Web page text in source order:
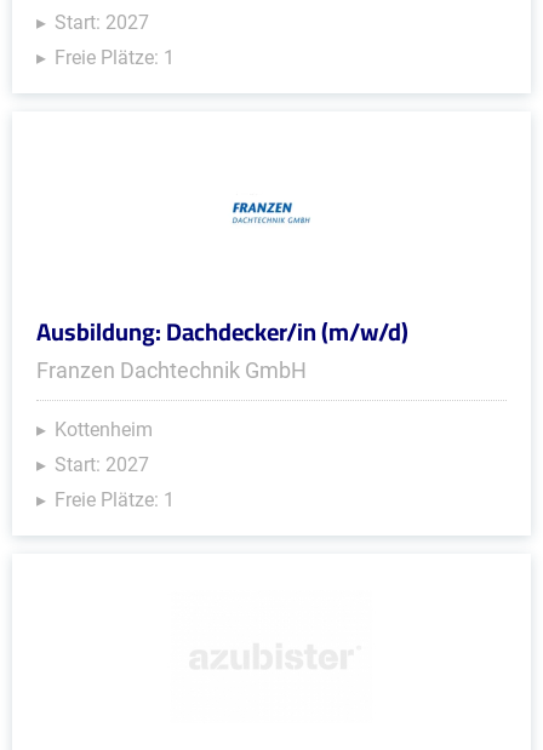
Start: 2027
Freie Plätze: 1
Ausbildung: Dachdecker/in (m/w/d)
Franzen Dachtechnik GmbH
Kottenheim
Start: 2027
Freie Plätze: 1